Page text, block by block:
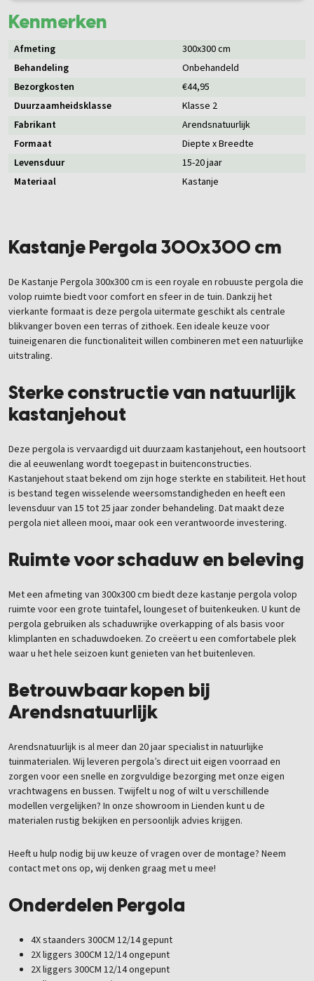
Kastanje Pergola 300x300 cm
De Kastanje Pergola 300x300 cm is een royale en robuuste pergola die
volop ruimte biedt voor comfort en sfeer in de tuin. Dankzij het
vierkante formaat is deze pergola uitermate geschikt als centrale
blikvanger boven een terras of zithoek. Een ideale keuze voor
tuineigenaren die functionaliteit willen combineren met een natuurlijke
uitstraling.
Sterke constructie van natuurlijk
kastanjehout
Deze pergola is vervaardigd uit duurzaam kastanjehout, een houtsoort
die al eeuwenlang wordt toegepast in buitenconstructies.
Kastanjehout staat bekend om zijn hoge sterkte en stabiliteit. Het hout
is bestand tegen wisselende weersomstandigheden en heeft een
levensduur van 15 tot 25 jaar zonder behandeling. Dat maakt deze
pergola niet alleen mooi, maar ook een verantwoorde investering.
Ruimte voor schaduw en beleving
Met een afmeting van 300x300 cm biedt deze kastanje pergola volop
ruimte voor een grote tuintafel, loungeset of buitenkeuken. U kunt de
pergola gebruiken als schaduwrijke overkapping of als basis voor
klimplanten en schaduwdoeken. Zo creëert u een comfortabele plek
waar u het hele seizoen kunt genieten van het buitenleven.
Betrouwbaar kopen bij
Arendsnatuurlijk
Arendsnatuurlijk is al meer dan 20 jaar specialist in natuurlijke
tuinmaterialen. Wij leveren pergola’s direct uit eigen voorraad en
zorgen voor een snelle en zorgvuldige bezorging met onze eigen
vrachtwagens en bussen. Twijfelt u nog of wilt u verschillende
modellen vergelijken? In onze showroom in Lienden kunt u de
materialen rustig bekijken en persoonlijk advies krijgen.
Heeft u hulp nodig bij uw keuze of vragen over de montage? Neem
contact met ons op, wij denken graag met u mee!
Onderdelen Pergola
4X staanders 300CM 12/14 gepunt
2X liggers 300CM 12/14 ongepunt
2X liggers 300CM 12/14 ongepunt
Kenmerken
Afmeting
300x300 cm
Behandeling
Onbehandeld
Bezorgkosten
€44,95
Duurzaamheidsklasse
Klasse 2
Fabrikant
Arendsnatuurlijk
Formaat
Diepte x Breedte
Levensduur
15-20 jaar
Materiaal
Kastanje